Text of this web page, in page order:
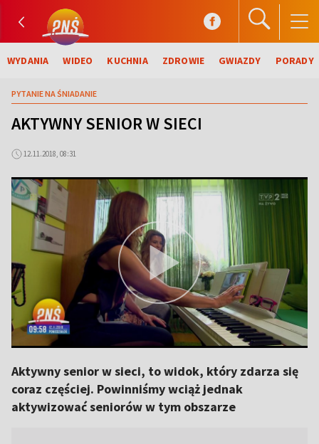
WYDANIA WIDEO KUCHNIA ZDROWIE GWIAZDY PORADY
PYTANIE NA ŚNIADANIE
AKTYWNY SENIOR W SIECI
12.11.2018, 08:31
Aktywny senior w sieci, to widok, który zdarza się
coraz częściej. Powinniśmy wciąż jednak
aktywizować seniorów w tym obszarze